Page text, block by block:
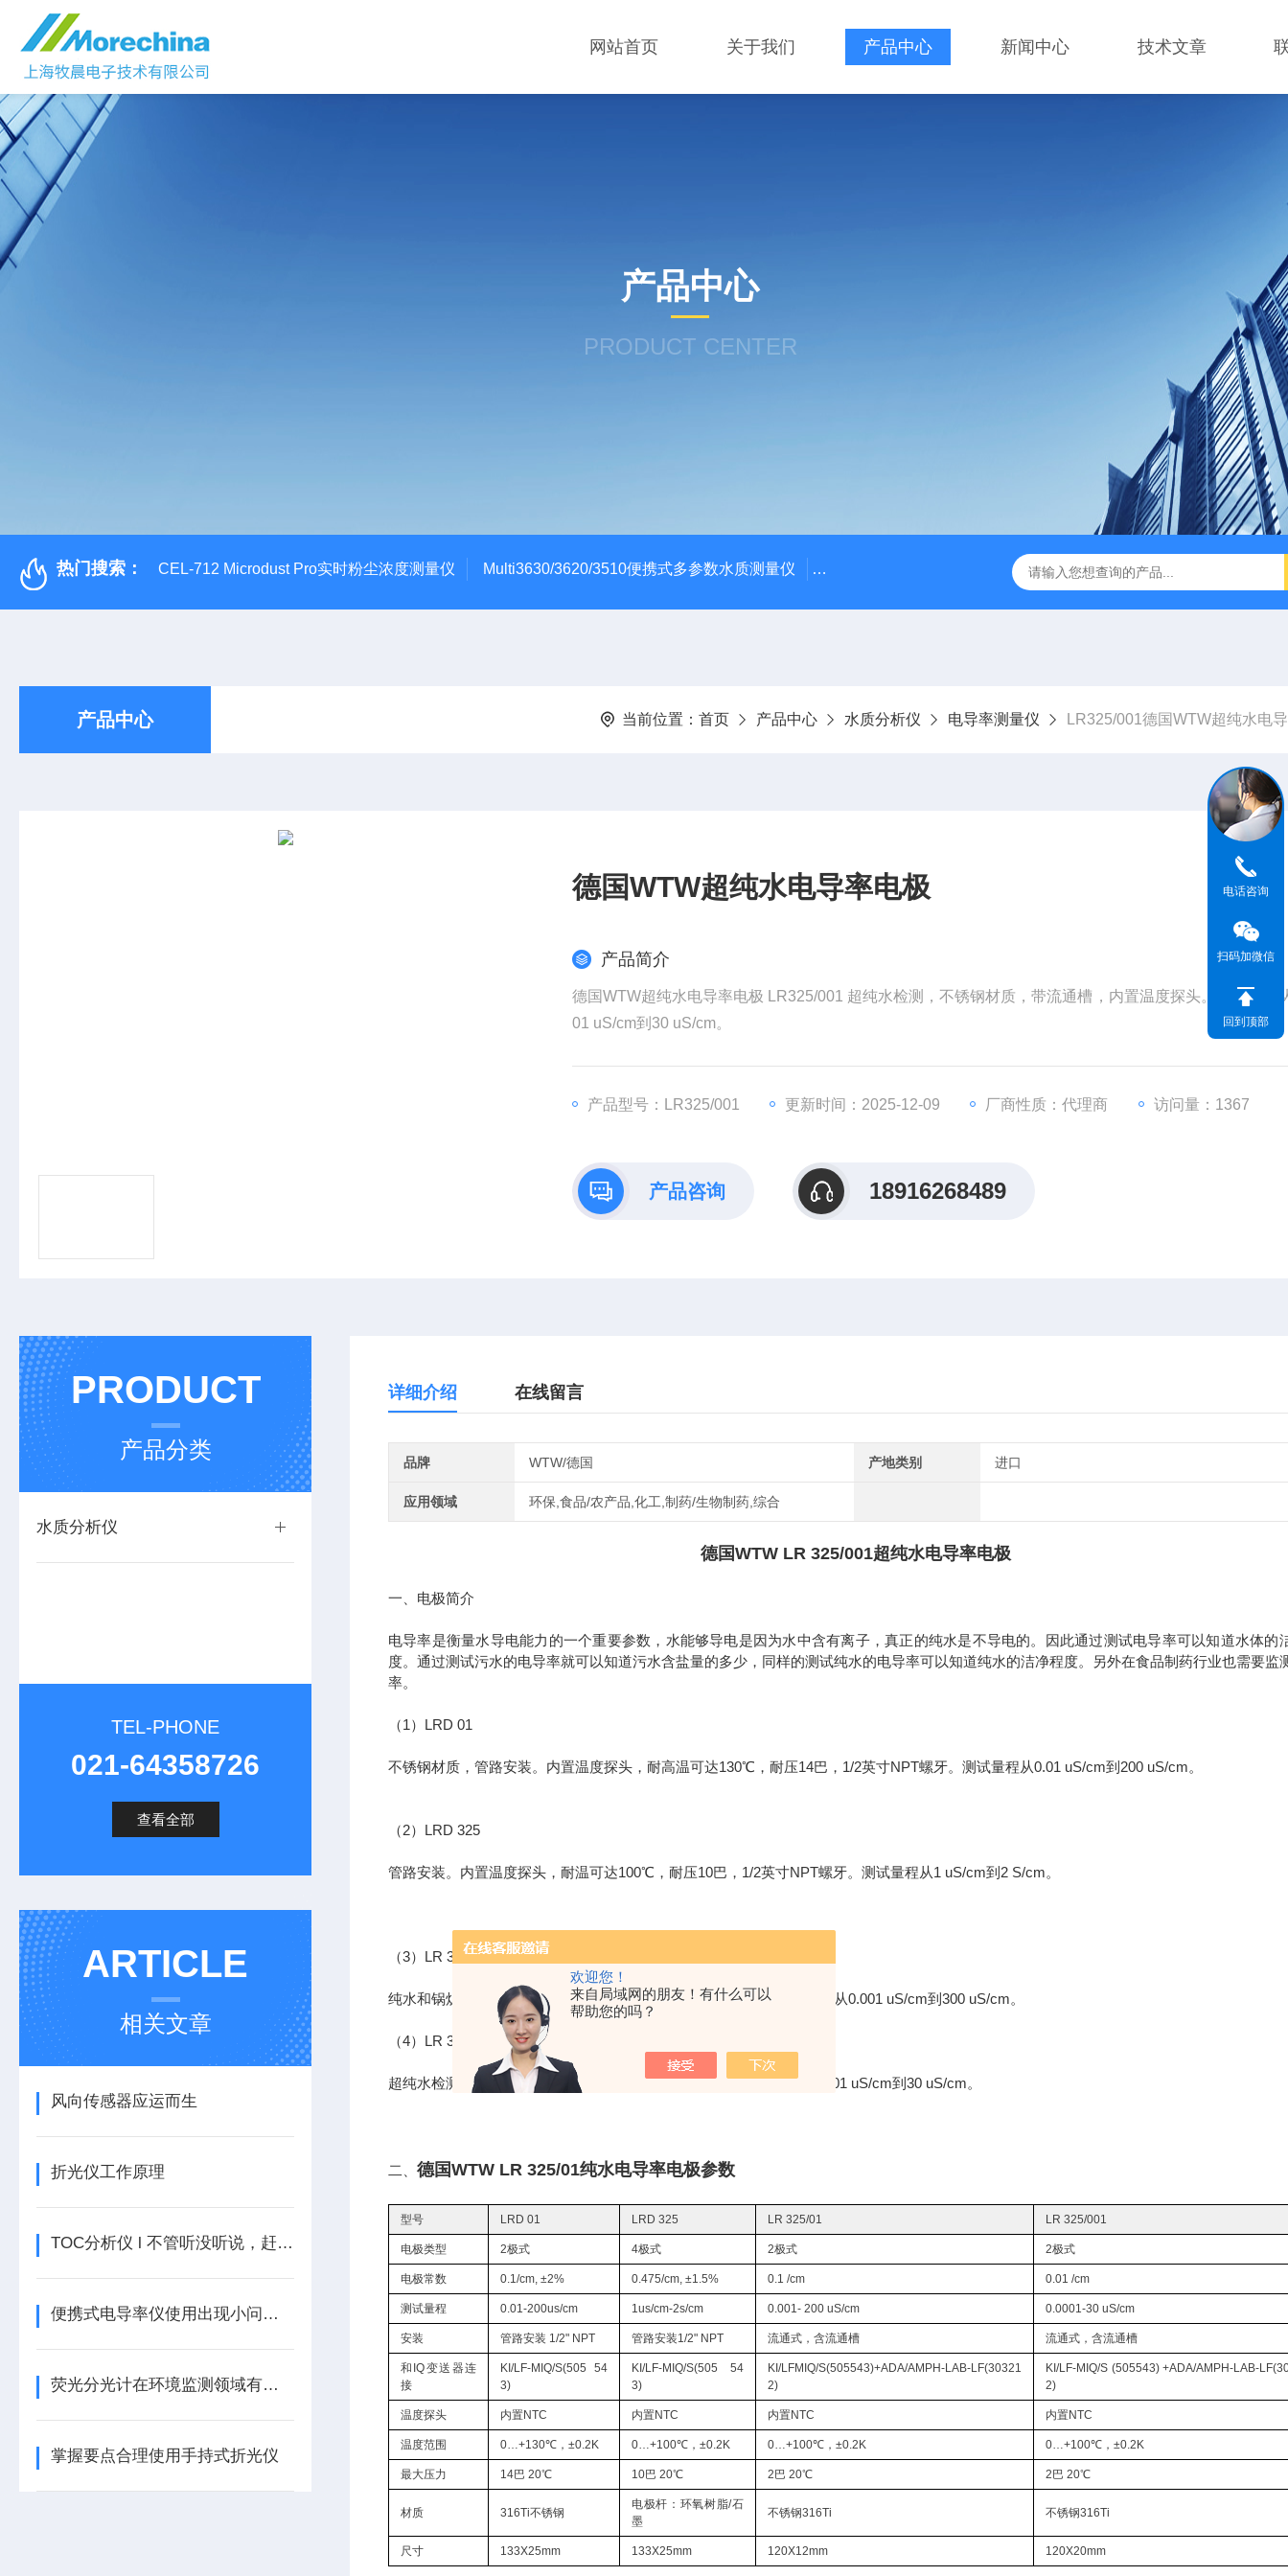
欢迎您！
来自局域网的朋友！有什么可以
帮助您的吗？
网站首页 关于我们 产品中心 新闻中心 技术文章
产品中心
PRODUCT CENTER
热门搜索： CEL-712 Microdust Pro实时粉尘浓度测量仪 Multi3630/3620/3510便携式多参数水质测量仪 dBadge2CASELLA科赛乐个人声暴露计 PC-2200/2300进口激光
产品中心 当前位置： 首页 产品中心 水质分析仪 电导率测量仪 LR325/001德国WTW超纯水电
德国WTW超纯水电导率电极
产品简介
德国WTW超纯水电导率电极 LR325/001 超纯水检测，不锈钢材质，带流通槽，内置温度探头。测试量程
01 uS/cm到30 uS/cm。
产品型号：LR325/001 更新时间：2025-12-09 厂商性质：代理商 访问量：1367
产品咨询 18916268489
PRODUCT
产品分类
水质分析仪
TEL-PHONE
021-64358726
查看全部
ARTICLE
相关文章
风向传感器应运而生
折光仪工作原理
TOC分析仪 l 不管听没听说，赶紧来看看吧！
便携式电导率仪使用出现小问题，用户自己如何维修?
荧光分光计在环境监测领域有哪些应用？
掌握要点合理使用手持式折光仪
详细介绍 在线留言
品牌 WTW/德国 产地类别 进口
应用领域 环保,食品/农产品,化工,制药/生物制药,综合
德国WTW LR 325/001超纯水电导率电极
一、电极简介
电导率是衡量水导电能力的一个重要参数，水能够导电是因为水中含有离子，真正的纯水是不导电的。因此通过测试电导率可以知道水体的
度。通过测试污水的电导率就可以知道污水含盐量的多少，同样的测试纯水的电导率可以知道纯水的洁净程度。另外在食品制药行业也需要监
率。
（1）LRD 01
不锈钢材质，管路安装。内置温度探头，耐高温可达130℃，耐压14巴，1/2英寸NPT螺牙。测试量程从0.01 uS/cm到200 uS/cm。
（2）LRD 325
管路安装。内置温度探头，耐温可达100℃，耐压10巴，1/2英寸NPT螺牙。测试量程从1 uS/cm到2 S/cm。
（3）LR 325/01
纯水和锅炉水检测，不锈钢材质，带流通槽，内置温度探头。测试量程从0.001 uS/cm到300 uS/cm。
（4）LR 325/001
超纯水检测，不锈钢材质，带流通槽，内置温度探头。测试量程从0.0001 uS/cm到30 uS/cm。
二、 德国WTW LR 325/01纯水电导率电极参数
型号 LRD 01 LRD 325 LR 325/01 LR 325/001
电极类型 2极式 4极式 2极式 2极式
电极常数 0.1/cm, ±2% 0.475/cm, ±1.5% 0.1 /cm 0.01 /cm
测试量程 0.01-200us/cm 1us/cm-2s/cm 0.001- 200 uS/cm 0.0001-30 uS/cm
安装 管路安装 1/2" NPT 管路安装1/2" NPT 流通式，含流通槽 流通式，含流通槽
和IQ变送器连
接
KI/LF-MIQ/S(505 54
3)
KI/LF-MIQ/S(505 54
3)
KI/LFMIQ/S(505543)+ADA/AMPH-LAB-LF(30321
2)
KI/LF-MIQ/S (505543) +ADA/AMPH-LAB-
2)
温度探头 内置NTC 内置NTC 内置NTC 内置NTC
温度范围 0…+130℃，±0.2K 0…+100℃，±0.2K 0…+100℃，±0.2K 0…+100℃，±0.2K
最大压力 14巴 20℃ 10巴 20℃ 2巴 20℃ 2巴 20℃
材质 316Ti不锈钢
电极杆：环氧树脂/石
墨
不锈钢316Ti 不锈钢316Ti
尺寸 133X25mm 133X25mm 120X12mm 120X20mm
电话咨询
扫码加微信
回到顶部